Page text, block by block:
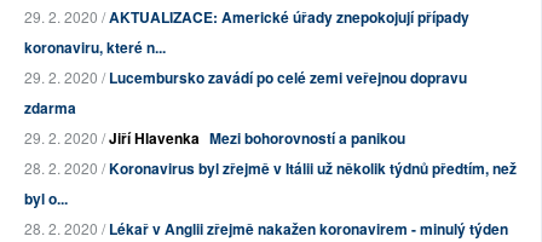
29. 2. 2020 /AKTUALIZACE: Americké úřady znepokojují případy
koronaviru, které n...
29. 2. 2020 /Lucembursko zavádí po celé zemi veřejnou dopravu
zdarma
29. 2. 2020 /Jiří Hlavenka Mezi bohorovností a panikou
28. 2. 2020 /Koronavirus byl zřejmě v Itálii už několik týdnů předtím, než
byl o...
28. 2. 2020 /Lékař v Anglii zřejmě nakažen koronavirem - minulý týden